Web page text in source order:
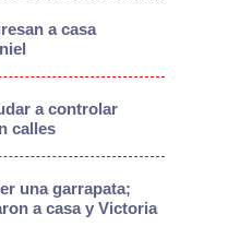
a casa
a controlar
calles
una garrapata;
a casa y Victoria